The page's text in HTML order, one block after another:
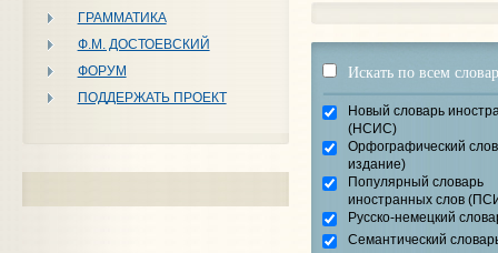
ГРАММАТИКА
Ф.М. ДОСТОЕВСКИЙ
ФОРУМ
ПОДДЕРЖАТЬ ПРОЕКТ
Искать по всем
Новый словарь
(НСИС)
Орфографический
издание)
Популярный словарь
иностранных слов
Русско-немецкий
Семантический